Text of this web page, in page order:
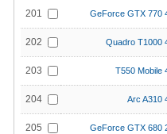
201 GeForce GTX 770
202 Quadro T1000
203 T550 Mobile
204 Arc A310
205 GeForce GTX 680